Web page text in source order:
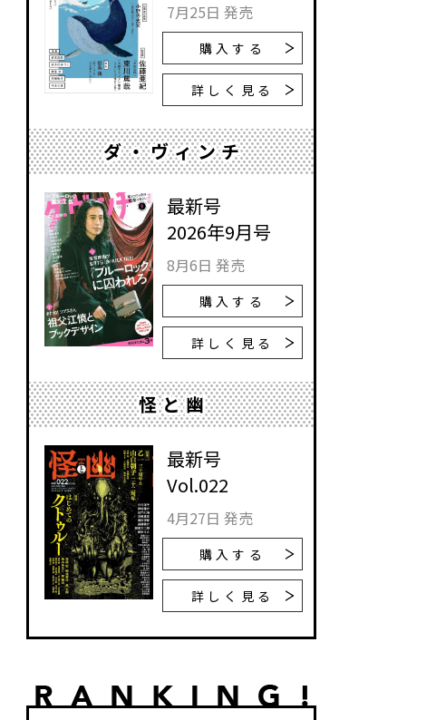
7月25日 発売
購入する
詳しく見る
ダ・ヴィンチ
最新号
2026年9月号
8月6日 発売
購入する
詳しく見る
怪と幽
最新号
Vol.022
4月27日 発売
購入する
詳しく見る